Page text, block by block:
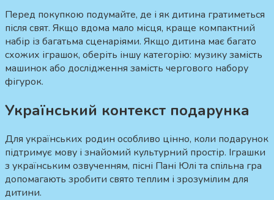
Перед покупкою подумайте, де і як дитина гратиметься
після свят. Якщо вдома мало місця, краще компактний
набір із багатьма сценаріями. Якщо дитина має багато
схожих іграшок, оберіть іншу категорію: музику замість
машинок або дослідження замість чергового набору
фігурок.
Український контекст подарунка
Для українських родин особливо цінно, коли подарунок
підтримує мову і знайомий культурний простір. Іграшки
з українським озвученням, пісні Пані Юлі та спільна гра
допомагають зробити свято теплим і зрозумілим для
дитини.